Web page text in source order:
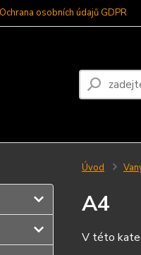
Ochrana osobních údajů GDPR
Úvod
A4
V této